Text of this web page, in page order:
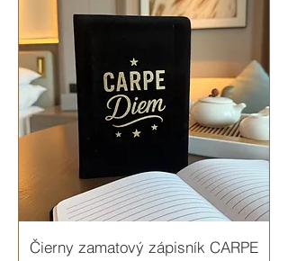
Čierny zamatový zápisník CARPE